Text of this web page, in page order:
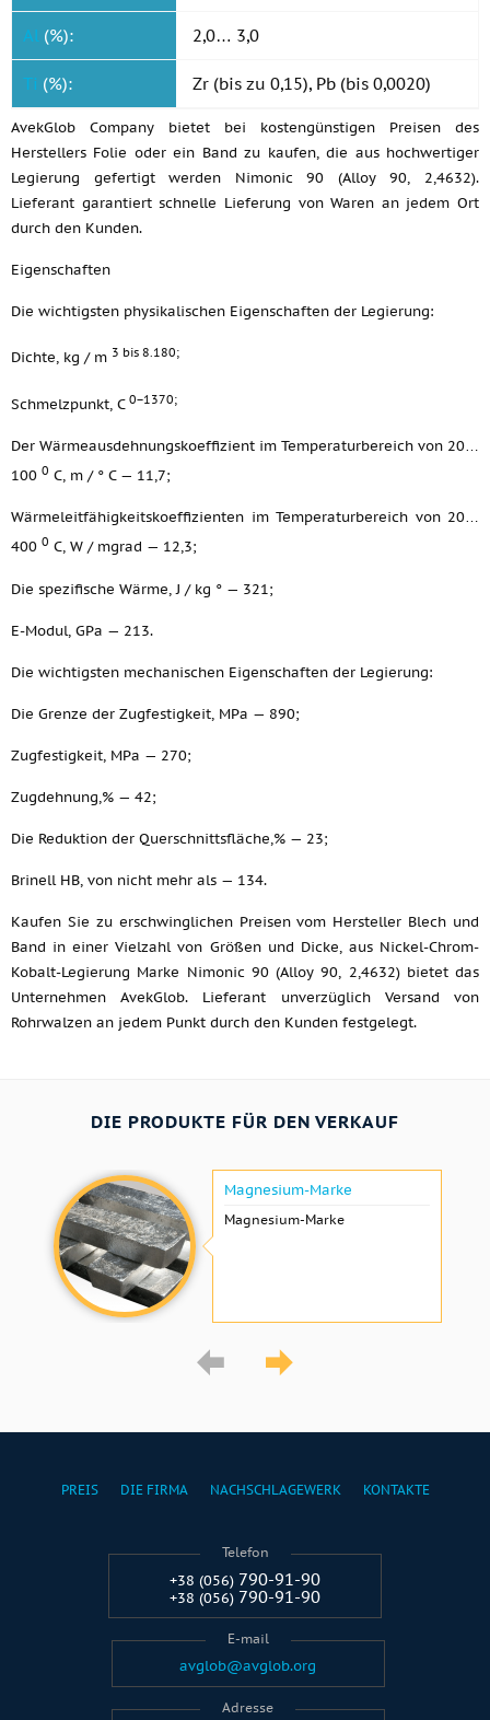
Al (%): 2,0… 3,0
Ti (%): Zr (bis zu 0,15), Pb (bis 0,0020)
AvekGlob Company bietet bei kostengünstigen Preisen des
Herstellers Folie oder ein Band zu kaufen, die aus hochwertiger
Legierung gefertigt werden Nimonic 90 (Alloy 90, 2,4632).
Lieferant garantiert schnelle Lieferung von Waren an jedem Ort
durch den Kunden.
Eigenschaften
Die wichtigsten physikalischen Eigenschaften der Legierung:
Dichte, kg / m 3 bis 8.180;
Schmelzpunkt, C 0−1370;
Der Wärmeausdehnungskoeffizient im Temperaturbereich von 20…
100 0 C, m / ° C — 11,7;
Wärmeleitfähigkeitskoeffizienten im Temperaturbereich von 20…
400 0 C, W / mgrad — 12,3;
Die spezifische Wärme, J / kg ° — 321;
E-Modul, GPa — 213.
Die wichtigsten mechanischen Eigenschaften der Legierung:
Die Grenze der Zugfestigkeit, MPa — 890;
Zugfestigkeit, MPa — 270;
Zugdehnung,% — 42;
Die Reduktion der Querschnittsfläche,% — 23;
Brinell HB, von nicht mehr als — 134.
Kaufen Sie zu erschwinglichen Preisen vom Hersteller Blech und
Band in einer Vielzahl von Größen und Dicke, aus Nickel-Chrom-
Kobalt-Legierung Marke Nimonic 90 (Alloy 90, 2,4632) bietet das
Unternehmen AvekGlob. Lieferant unverzüglich Versand von
Rohrwalzen an jedem Punkt durch den Kunden festgelegt.
DIE PRODUKTE FÜR DEN VERKAUF
Magnesium-Marke
Magnesium-Marke
PREIS DIE FIRMA NACHSCHLAGEWERK KONTAKTE
Telefon
+38 (056) 790-91-90
+38 (056) 790-91-90
E-mail
avglob@avglob.org
Adresse